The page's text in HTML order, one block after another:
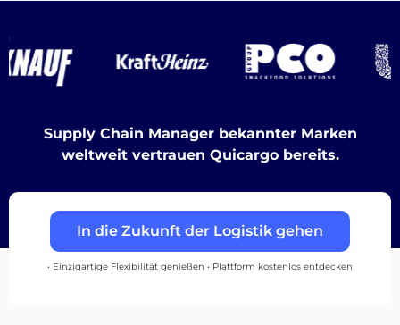
Deutsch
Einloggen
Supply Chain Manager bekannter Marken
weltweit vertrauen Quicargo bereits.
In die Zukunft der Logistik gehen
• Einzigartige Flexibilität genießen • Plattform kostenlos entdecken